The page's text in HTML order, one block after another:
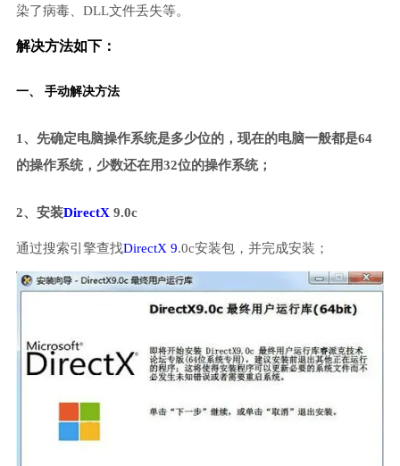
染了病毒、DLL文件丢失等。
解决方法如下：
一、 手动解决方法
1、先确定电脑操作系统是多少位的，现在的电脑一般都是64
的操作系统，少数还在用32位的操作系统；
2、安装DirectX 9.0c
通过搜索引擎查找DirectX 9.0c安装包，并完成安装；